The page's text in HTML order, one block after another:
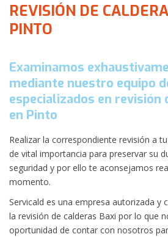
REVISIÓN DE
PINTO
Examinamos
mediante nuestro equipo
especializados en revisión
en Pinto
Realizar la correspondiente revisión a
de vital importancia para preservar su
seguridad y por ello te aconsejamos
momento.
Servicald es una empresa autorizada y
la revisión de calderas Baxi por lo que
oportunidad de contar con nosotros